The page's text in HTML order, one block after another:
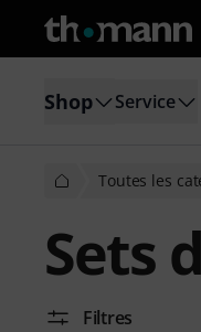
Shop Service
Toutes les
Sets
Filtres